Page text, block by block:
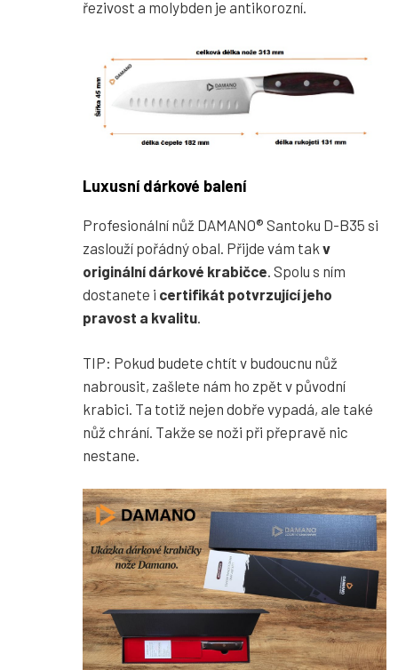
řezivost a molybden je antikorozní.
Luxusní dárkové balení
Profesionální nůž DAMANO® Santoku D-B35 si
zaslouží pořádný obal. Přijde vám tak v
originální dárkové krabičce . Spolu s ním
dostanete i certifikát potvrzující jeho
pravost a kvalitu
TIP: Pokud budete chtít v budoucnu nůž
nabrousit, zašlete nám ho zpět v původní
krabici. Ta totiž nejen dobře vypadá, ale také
nůž chrání. Takže se noži při přepravě nic
nestane.